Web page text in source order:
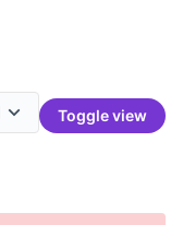
Toggle view